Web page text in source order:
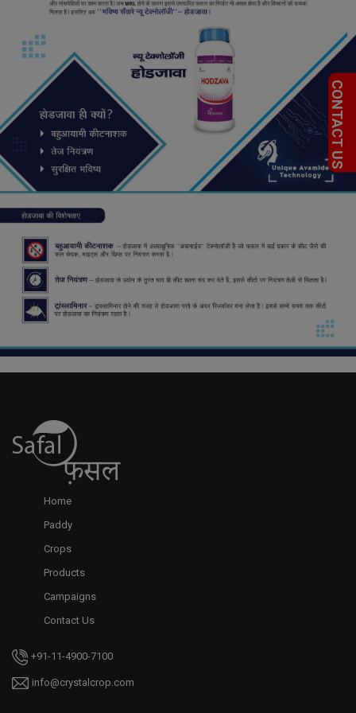
Home
Paddy
Crops
Products
Campaigns
Contact Us
+91-11-4900-7100
info@crystalcrop.com